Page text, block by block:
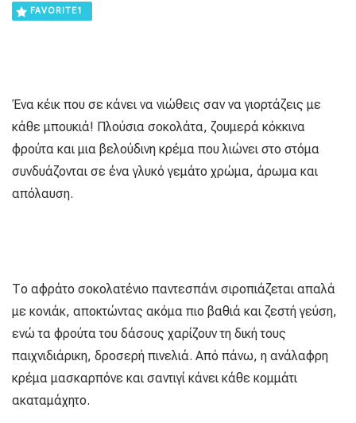
FAVORITE1
Ένα κέικ που σε κάνει να νιώθεις σαν να γιορτάζεις με
κάθε μπουκιά! Πλούσια σοκολάτα, ζουμερά κόκκινα
φρούτα και μια βελούδινη κρέμα που λιώνει στο στόμα
συνδυάζονται σε ένα γλυκό γεμάτο χρώμα, άρωμα και
απόλαυση.
Το αφράτο σοκολατένιο παντεσπάνι σιροπιάζεται απαλά
με κονιάκ, αποκτώντας ακόμα πιο βαθιά και ζεστή γεύση,
ενώ τα φρούτα του δάσους χαρίζουν τη δική τους
παιχνιδιάρικη, δροσερή πινελιά. Από πάνω, η ανάλαφρη
κρέμα μασκαρπόνε και σαντιγί κάνει κάθε κομμάτι
ακαταμάχητο.